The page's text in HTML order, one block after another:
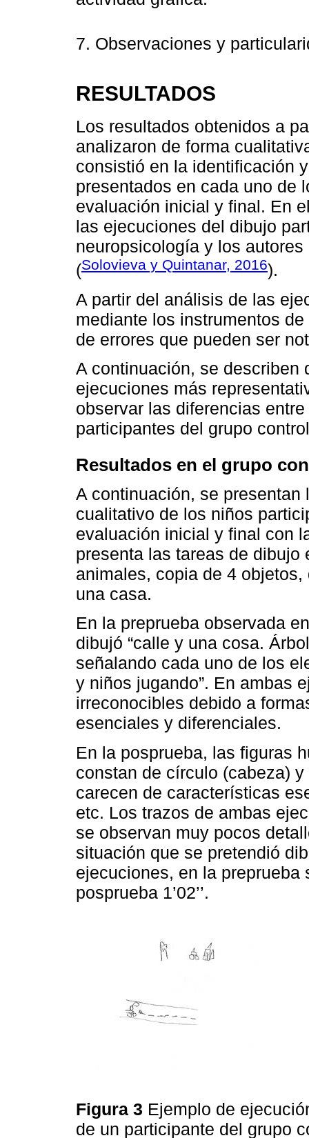
7. Observaciones y
RESULTADOS
Los resultados obtenidos a
analizaron de forma
consistió en la identificación
presentados en cada uno de
evaluación inicial y final. En
las ejecuciones del dibujo
neuropsicología y los
(Solovieva y Quintanar, 2016).
A partir del análisis de las
mediante los instrumentos
de errores que pueden ser
A continuación, se describen
ejecuciones más
observar las diferencias
participantes del grupo
Resultados en el grupo
A continuación, se
cualitativo de los niños
evaluación inicial y final con
presenta las tareas de
animales, copia de 4
una casa.
En la preprueba observada
dibujó “calle y una cosa.
señalando cada uno de los
y niños jugando”. En ambas
irreconocibles debido a
esenciales y diferenciales.
En la posprueba, las figuras
constan de círculo (cabeza)
carecen de características
etc. Los trazos de ambas
se observan muy pocos
situación que se pretendió
ejecuciones, en la preprueba
posprueba 1’02’’.
Figura 3 Ejemplo de
de un participante del grupo